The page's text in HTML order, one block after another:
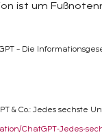
ist um
– Die
& Co.: Jedes
ChatGPT-Jedes-